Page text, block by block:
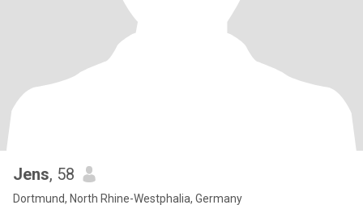
Jens, 58
Dortmund, North Rhine-Westphalia, Germany